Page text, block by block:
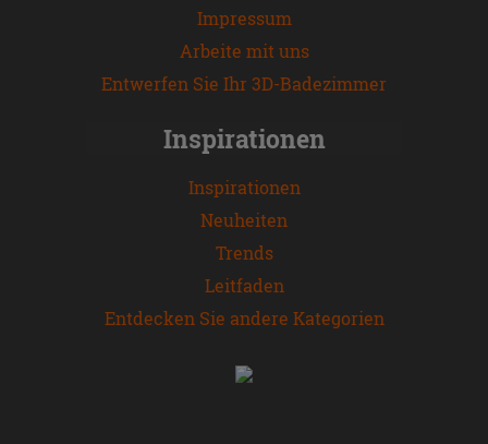
Impressum
Arbeite mit uns
Entwerfen Sie Ihr 3D-Badezimmer
Inspirationen
Inspirationen
Neuheiten
Trends
Leitfaden
Entdecken Sie andere Kategorien